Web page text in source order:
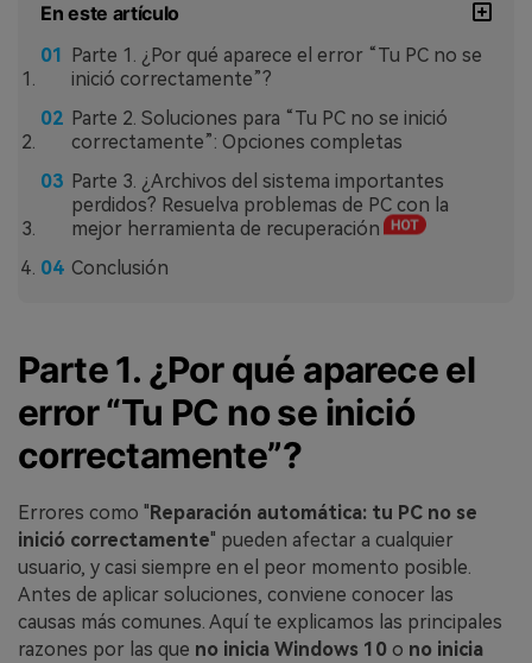
En este artículo
Parte 1. ¿Por qué aparece el error “Tu PC no se
inició correctamente”?
Parte 2. Soluciones para “Tu PC no se inició
correctamente”: Opciones completas
Parte 3. ¿Archivos del sistema importantes
perdidos? Resuelva problemas de PC con la
mejor herramienta de recuperación
Conclusión
Parte 1. ¿Por qué aparece el
error “Tu PC no se inició
correctamente”?
Errores como " Reparación automática: tu PC no se
inició correctamente" pueden afectar a cualquier
usuario, y casi siempre en el peor momento posible.
Antes de aplicar soluciones, conviene conocer las
causas más comunes. Aquí te explicamos las principales
razones por las que no inicia Windows 10 o no inicia